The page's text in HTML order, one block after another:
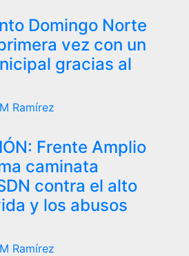
Domingo Norte
vez con un
gracias al
Ramírez
Frente Amplio
caminata
contra el alto
y los abusos
Ramírez